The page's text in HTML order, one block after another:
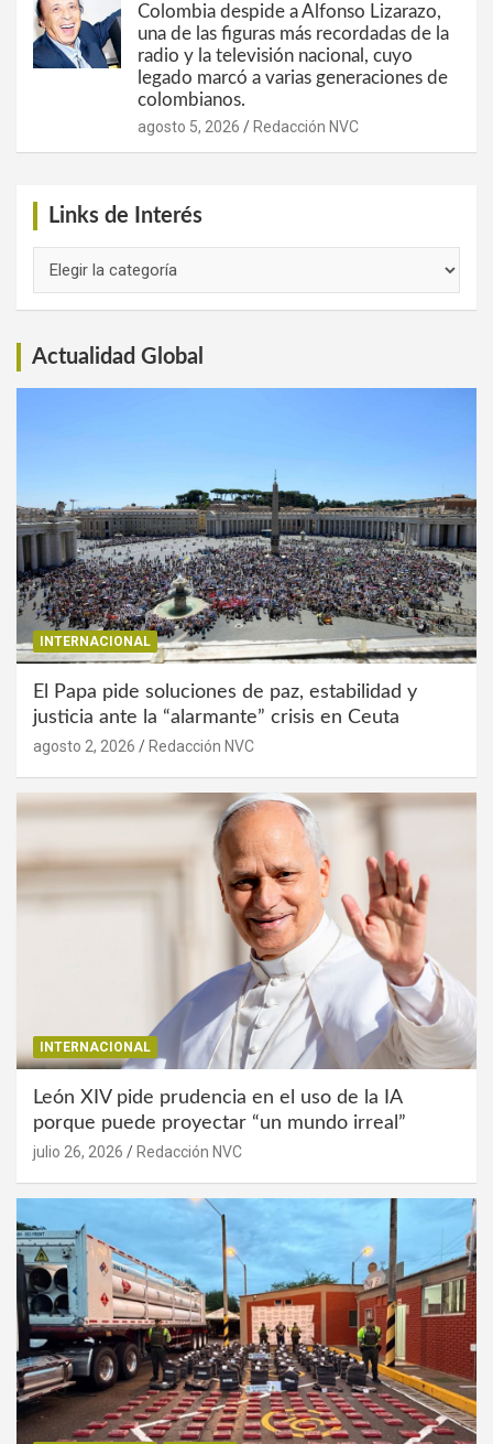
Colombia despide a Alfonso Lizarazo,
una de las figuras más recordadas de la
radio y la televisión nacional, cuyo
legado marcó a varias generaciones de
colombianos.
agosto 5, 2026 Redacción NVC
Links de Interés
Actualidad Global
INTERNACIONAL
El Papa pide soluciones de paz, estabilidad y
justicia ante la “alarmante” crisis en Ceuta
agosto 2, 2026 Redacción NVC
INTERNACIONAL
León XIV pide prudencia en el uso de la IA
porque puede proyectar “un mundo irreal”
julio 26, 2026 Redacción NVC